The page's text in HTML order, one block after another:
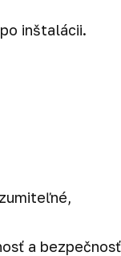
inštalácii.
a